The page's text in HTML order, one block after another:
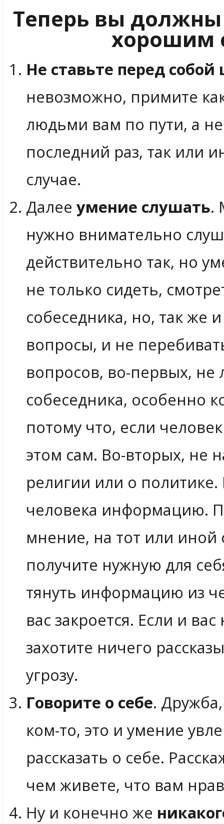
Теперь вы должны
хорошим
Не ставьте перед
невозможно, примите
людьми вам по пути, а
последний раз, так или
случае.
Далее умение слушать.
нужно внимательно
действительно так, но
не только сидеть,
собеседника, но, так же
вопросы, и не
вопросов, во-первых,
собеседника, особенно
потому что, если
этом сам. Во-вторых, не
религии или о
человека информацию.
мнение, на тот или иной
получите нужную для
тянуть информацию из
вас закроется. Если и
захотите ничего
угрозу.
Говорите о себе.
ком-то, это и умение
рассказать о себе.
чем живете, что вам
Ну и конечно же